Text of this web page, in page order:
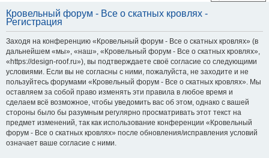
Кровельный форум - Все о скатных кровлях -
Регистрация
Заходя на конференцию «Кровельный форум - Все о скатных кровлях» (в
дальнейшем «мы», «наш», «Кровельный форум - Все о скатных кровлях»,
«https://design-roof.ru»), вы подтверждаете своё согласие со следующими
условиями. Если вы не согласны с ними, пожалуйста, не заходите и не
пользуйтесь форумами «Кровельный форум - Все о скатных кровлях». Мы
оставляем за собой право изменять эти правила в любое время и
сделаем всё возможное, чтобы уведомить вас об этом, однако с вашей
стороны было бы разумным регулярно просматривать этот текст на
предмет изменений, так как использование конференции «Кровельный
форум - Все о скатных кровлях» после обновления/исправления условий
означает ваше согласие с ними.